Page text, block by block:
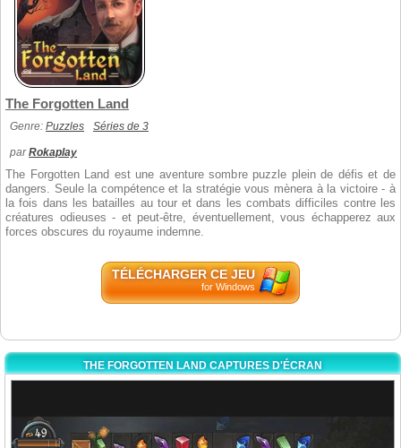
The Forgotten Land
Genre: Puzzles Séries de 3
parRokaplay
The Forgotten Land est une aventure sombre puzzle plein de défis et de
dangers. Seule la compétence et la stratégie vous mènera à la victoire - à
la fois dans les batailles au tour et dans les combats difficiles contre les
créatures odieuses - et peut-être, éventuellement, vous échapperez aux
forces obscures du royaume indemne.
TÉLÉCHARGER CE JEU
for Windows
THE FORGOTTEN LAND CAPTURES D'ÉCRAN